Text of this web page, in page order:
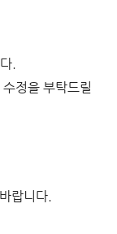
.
정을 부탁드릴
랍니다.